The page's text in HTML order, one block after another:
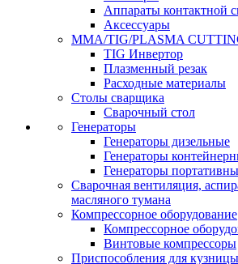
Аппараты контактной
Аксессуары
MMA/TIG/PLASMA
TIG Инвертор
Плазменный резак
Расходные материалы
Столы сварщика
Сварочный стол
Генераторы
Генераторы дизельные
Генераторы
Генераторы
Сварочная вентиляция,
масляного тумана
Компрессорное оборудование
Компрессорное
Винтовые компрессоры
Приспособления для кузницы